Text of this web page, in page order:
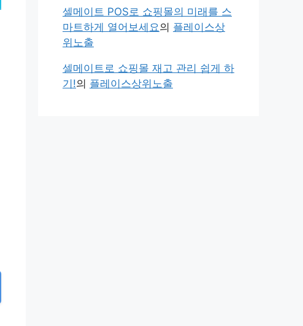
셀메이트 POS로 쇼핑몰의 미래를 스
마트하게 열어보세요의 플레이스상
위노출
셀메이트로 쇼핑몰 재고 관리 쉽게 하
기!의 플레이스상위노출